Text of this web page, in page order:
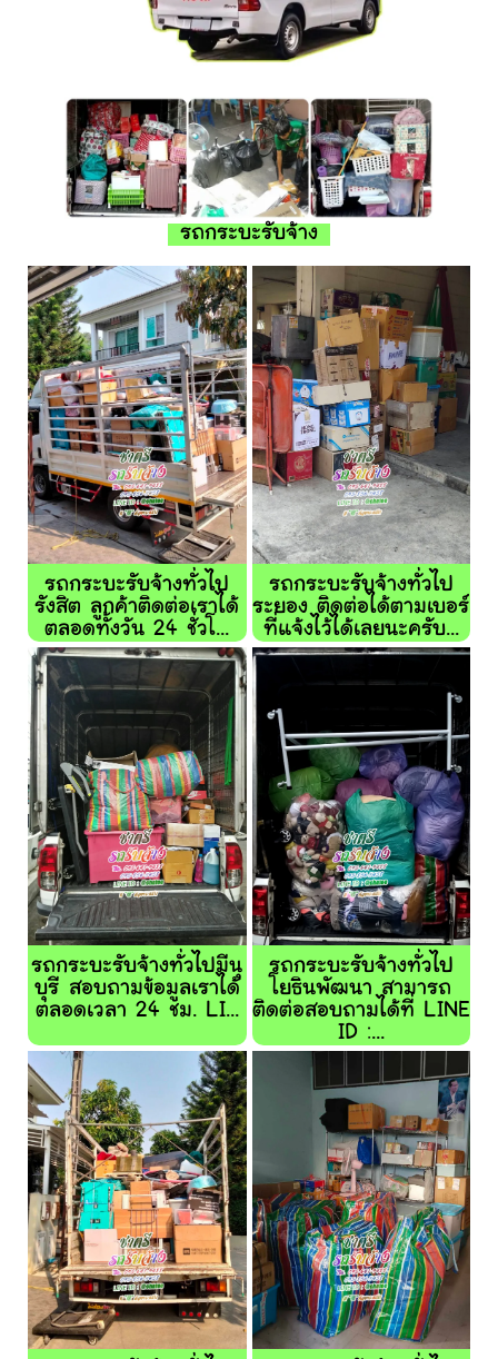
รถกระบะรับจ้าง
รถกระบะรับจ้างทั่วไป
รังสิต ลูกค้าติดต่อเราได้
ตลอดทั้งวัน 24 ชั่วโ...
รถกระบะรับจ้างทั่วไป
ระยอง ติดต่อได้ตามเบอร์
ที่แจ้งไว้ได้เลยนะครับ...
รถกระบะรับจ้างทั่วไปมีนุ
บุรี สอบถามข้อมูลเราได้
ตลอดเวลา 24 ชม. LI...
รถกระบะรับจ้างทั่วไป
โยธินพัฒนา สามารถ
ติดต่อสอบถามได้ที่ LINE
ID :...